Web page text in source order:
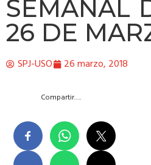
SEMANAL
26 DE
SPJ-USO 26 marzo, 2018
Compartir….